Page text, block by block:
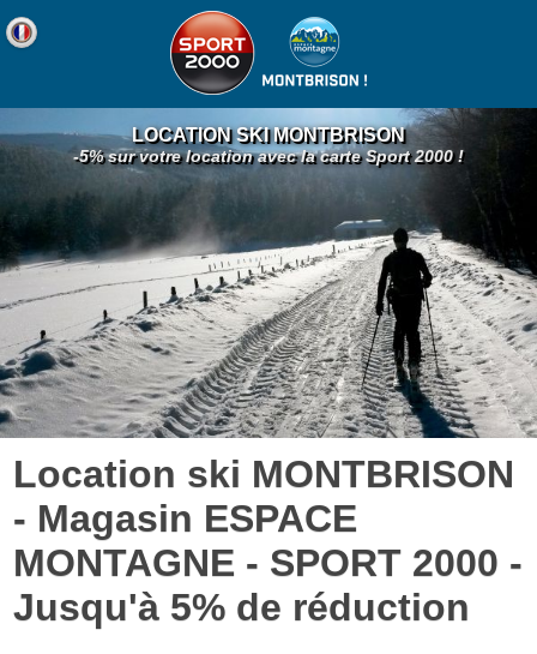
LOCATION SKI MONTBRISON
-5% sur votre location avec la carte Sport 2000 !
Location ski MONTBRISON
- Magasin ESPACE
MONTAGNE - SPORT 2000 -
Jusqu'à 5% de réduction